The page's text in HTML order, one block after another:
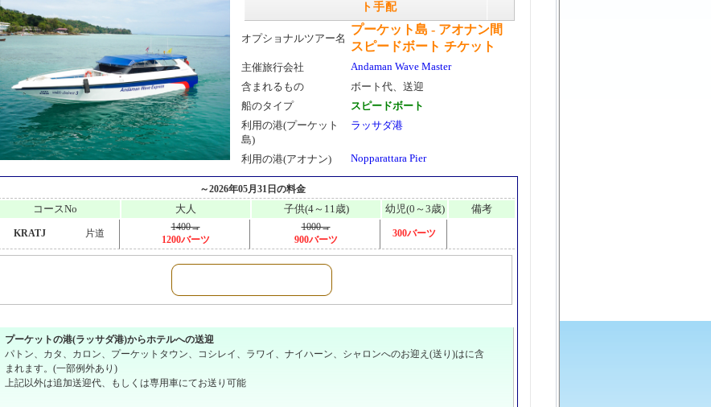
ト手配
オプショナルツアー名
プーケット島 - アオナン間
スピードボート チケット
主催旅行会社
Andaman Wave Master
含まれるもの
ボート代、送迎
船のタイプ
スピードボート
利用の港(プーケット
島)
ラッサダ港
利用の港(アオナン) Nopparattara Pier
～2026年05月31日の料金
コースNo 大人 子供(4～11歳) 幼児(0～3歳) 備考
KRATJ 片道
1400→
1200バーツ
1000→
900バーツ
300バーツ
プーケットの港(ラッサダ港)からホテルへの送迎
パトン、カタ、カロン、プーケットタウン、コシレイ、ラワイ、ナイハーン、シャロンへのお迎え(送り)はに含
まれます。(一部例外あり)
上記以外は追加送迎代、もしくは専用車にてお送り可能